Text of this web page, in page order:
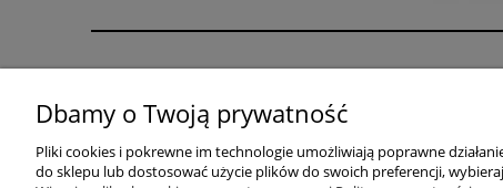
Zwroty i reklamacje
Regulaminy
Ustawienia konta
Przechowalnia
Dbamy o Twoją prywatność
Pliki cookies i pokrewne im technologie umożliwiają poprawne
do sklepu lub dostosować użycie plików do swoich preferencji,